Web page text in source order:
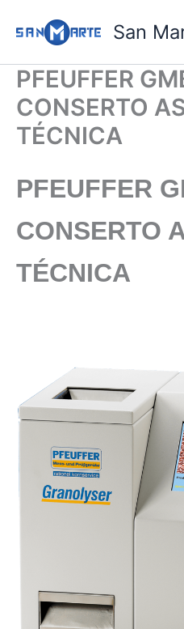
para
conteúdo
San
PFEUFFER
CONSERTO
TÉCNICA
PFEUFFER
CONSERTO
TÉCNICA